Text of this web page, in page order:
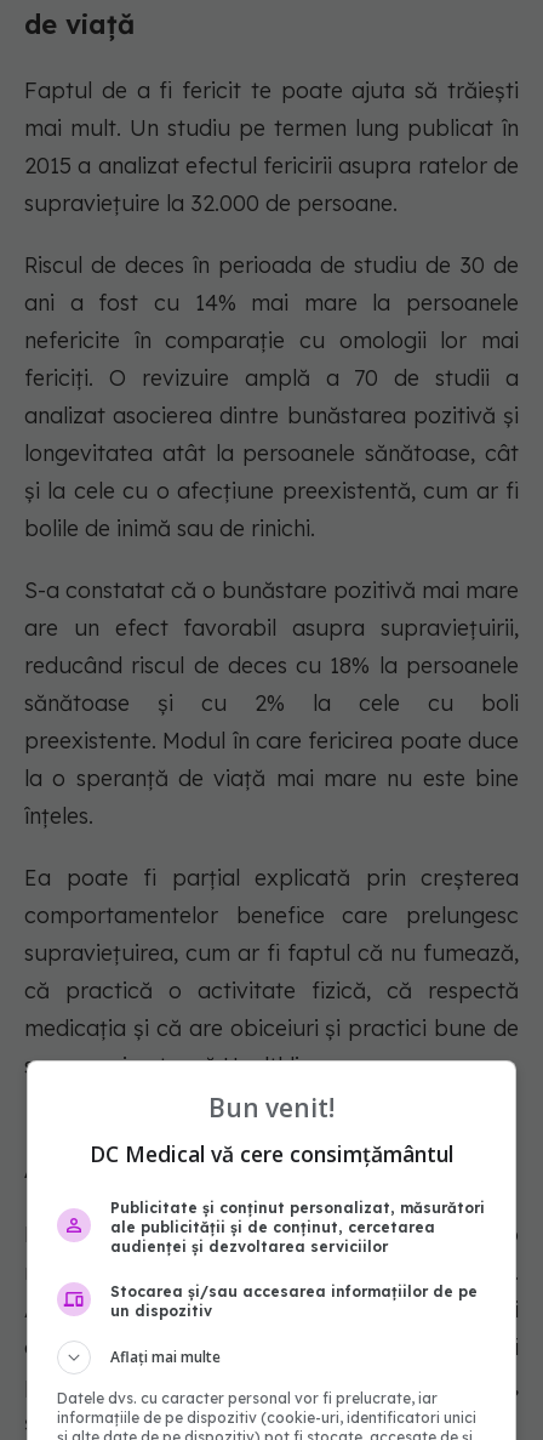
de viață
Faptul de a fi fericit te poate ajuta să trăiești
mai mult. Un studiu pe termen lung publicat în
2015 a analizat efectul fericirii asupra ratelor de
supraviețuire la 32.000 de persoane.
Riscul de deces în perioada de studiu de 30 de
ani a fost cu 14% mai mare la persoanele
nefericite în comparație cu omologii lor mai
fericiți. O revizuire amplă a 70 de studii a
analizat asocierea dintre bunăstarea pozitivă și
longevitatea atât la persoanele sănătoase, cât
și la cele cu o afecțiune preexistentă, cum ar fi
bolile de inimă sau de rinichi.
S-a constatat că o bunăstare pozitivă mai mare
are un efect favorabil asupra supraviețuirii,
reducând riscul de deces cu 18% la persoanele
sănătoase și cu 2% la cele cu boli
preexistente. Modul în care fericirea poate duce
la o speranță de viață mai mare nu este bine
înțeles.
Ea poate fi parțial explicată prin creșterea
comportamentelor benefice care prelungesc
supraviețuirea, cum ar fi faptul că nu fumează,
că practică o activitate fizică, că respectă
medicația și că are obiceiuri și practici bune de
somn, mai notează Healthline.
Alimente care ne aduc fericirea
Din ce în ce mai multe cercetări arată acum o
relație importantă între intestin și creier.
Anumite alimente pot întări microbii intestinali
care sprijină sănătatea mintală, cum ar fi
peștele, care este bogat în acizi grași omega-3,
și legumele, care sunt bogate în fibre.
Bun venit!
DC Medical vă cere consimțământul
Publicitate și conținut personalizat, măsurători
ale publicității și de conținut, cercetarea
audienței și dezvoltarea serviciilor
Stocarea și/sau accesarea informațiilor de pe
un dispozitiv
Aflați mai multe
Datele dvs. cu caracter personal vor fi prelucrate, iar
informațiile de pe dispozitiv (cookie-uri, identificatori unici